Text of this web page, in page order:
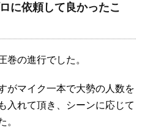
に依頼して良かったこ
巻の進行でした。
がマイク一本で大勢の人数を
入れて頂き、シーンに応じて
。